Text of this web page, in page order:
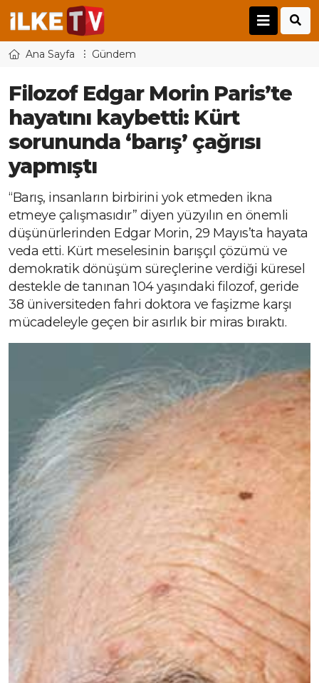
Ana Sayfa Gündem
Filozof Edgar Morin Paris’te
hayatını kaybetti: Kürt
sorununda ‘barış’ çağrısı
yapmıştı
“Barış, insanların birbirini yok etmeden ikna
etmeye çalışmasıdır” diyen yüzyılın en önemli
düşünürlerinden Edgar Morin, 29 Mayıs’ta hayata
veda etti. Kürt meselesinin barışçıl çözümü ve
demokratik dönüşüm süreçlerine verdiği küresel
destekle de tanınan 104 yaşındaki filozof, geride
38 üniversiteden fahri doktora ve faşizme karşı
mücadeleyle geçen bir asırlık bir miras bıraktı.